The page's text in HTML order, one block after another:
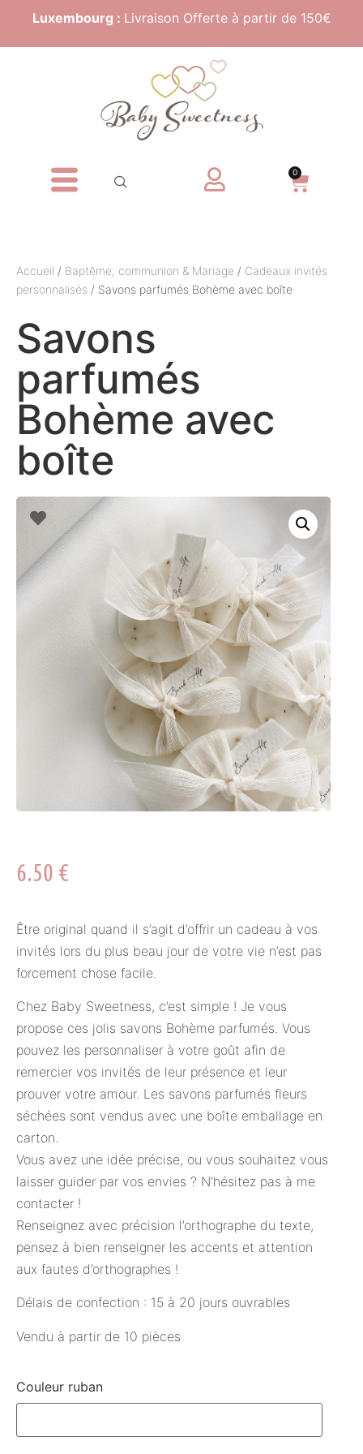
Luxembourg : Livraison Offerte à partir de 150€
0
Accueil / Baptême, communion & Mariage / Cadeaux invités
personnalisés / Savons parfumés Bohème avec boîte
Savons
parfumés
Bohème avec
boîte
6.50 €
Être original quand il s’agit d’offrir un cadeau à vos
invités lors du plus beau jour de votre vie n’est pas
forcement chose facile.
Chez Baby Sweetness, c’est simple ! Je vous
propose ces jolis savons Bohème parfumés. Vous
pouvez les personnaliser à votre goût afin de
remercier vos invités de leur présence et leur
prouver votre amour. Les savons parfumés fleurs
séchées sont vendus avec une boîte emballage en
carton.
Vous avez une idée précise, ou vous souhaitez vous
laisser guider par vos envies ? N’hésitez pas à me
contacter !
Renseignez avec précision l’orthographe du texte,
pensez à bien renseigner les accents et attention
aux fautes d’orthographes !
Délais de confection : 15 à 20 jours ouvrables
Vendu à partir de 10 pièces
Couleur ruban